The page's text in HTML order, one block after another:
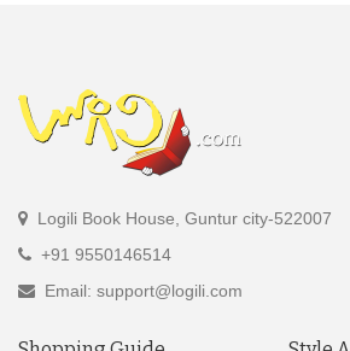
Logili Book House, Guntur city-522007
+91 9550146514
Email: support@logili.com